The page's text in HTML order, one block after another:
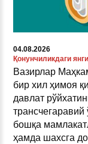
04.08.2026
Қонунчиликдаги
Вазирлар
бир хил ҳимоя
давлат
трансчегаравий
бошқа
ҳамда шахсга